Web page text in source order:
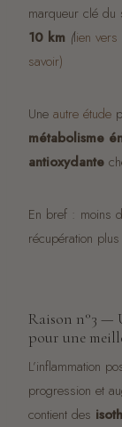
marqueur clé du
10 km (lien vers
savoir)
Une autre étude
métabolisme
antioxydante
En bref : moins
récupération
Raison n°3 —
pour une
L’inflammation
progression et
contient des